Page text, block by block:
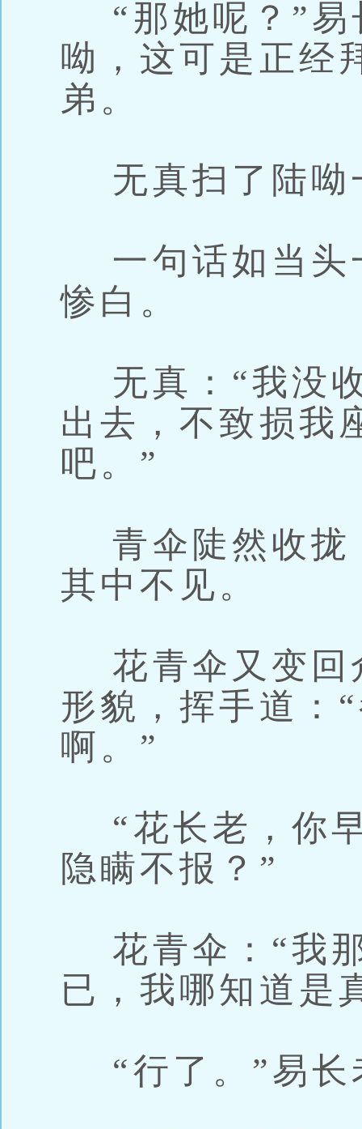
“那她呢？”易
呦，这可是正经
弟。
无真扫了陆呦
一句话如当头
惨白。
无真：“我没
出去，不致损我
吧。”
青伞陡然收拢
其中不见。
花青伞又变回
形貌，挥手道：
啊。”
“花长老，你
隐瞒不报？”
花青伞：“我
已，我哪知道是
“行了。”易长